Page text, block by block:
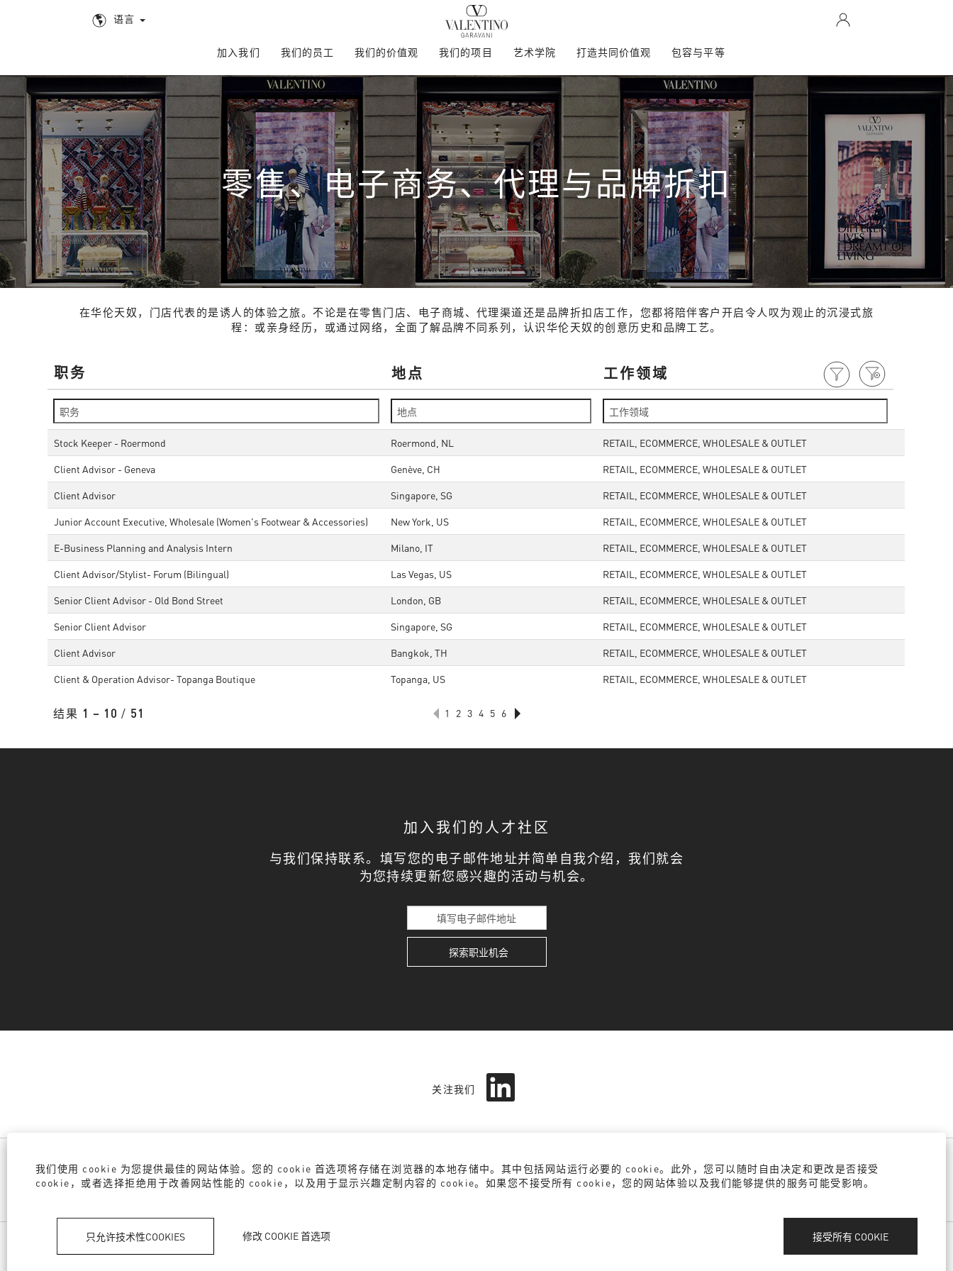
我们使用 cookie 为您提供最佳的网站体验。您的 cookie 首选项将存储在浏览器的本地存储中。其中包括网站运行必要的 cookie。此外，您可以随时自由决定和更改是否接受
cookie，或者选择拒绝用于改善网站性能的 cookie，以及用于显示兴趣定制内容的 cookie。如果您不接受所有 cookie，您的网站体验以及我们能够提供的服务可能受影响。
修改 COOKIE 首选项 接受所有 COOKIE
只允许技术性COOKIES
语言
加入我们 我们的员工 我们的价值观 我们的项目 艺术学院 打造共同价值观 包容与平等
零售、电子商务、代理与品牌折扣
在华伦天奴，门店代表的是诱人的体验之旅。不论是在零售门店、电子商城、代理渠道还是品牌折扣店工作，您都将陪伴客户开启令人叹为观止的沉浸式旅
程：或亲身经历，或通过网络，全面了解品牌不同系列，认识华伦天奴的创意历史和品牌工艺。
职务 地点 工作领域
Stock Keeper - Roermond Roermond, NL RETAIL, ECOMMERCE, WHOLESALE & OUTLET
Client Advisor - Geneva Genève, CH RETAIL, ECOMMERCE, WHOLESALE & OUTLET
Client Advisor Singapore, SG RETAIL, ECOMMERCE, WHOLESALE & OUTLET
Junior Account Executive, Wholesale (Women's Footwear & Accessories) New York, US RETAIL, ECOMMERCE, WHOLESALE & OUTLET
E-Business Planning and Analysis Intern Milano, IT RETAIL, ECOMMERCE, WHOLESALE & OUTLET
Client Advisor/Stylist- Forum (Bilingual) Las Vegas, US RETAIL, ECOMMERCE, WHOLESALE & OUTLET
Senior Client Advisor - Old Bond Street London, GB RETAIL, ECOMMERCE, WHOLESALE & OUTLET
Senior Client Advisor Singapore, SG RETAIL, ECOMMERCE, WHOLESALE & OUTLET
Client Advisor Bangkok, TH RETAIL, ECOMMERCE, WHOLESALE & OUTLET
Client & Operation Advisor- Topanga Boutique Topanga, US RETAIL, ECOMMERCE, WHOLESALE & OUTLET
结果 1 – 10 / 51 1 2 3 4 5 6
加入我们的人才社区
与我们保持联系。填写您的电子邮件地址并简单自我介绍，我们就会
为您持续更新您感兴趣的活动与机会。
关注我们
在
新
选
项
VALENTINO.COM